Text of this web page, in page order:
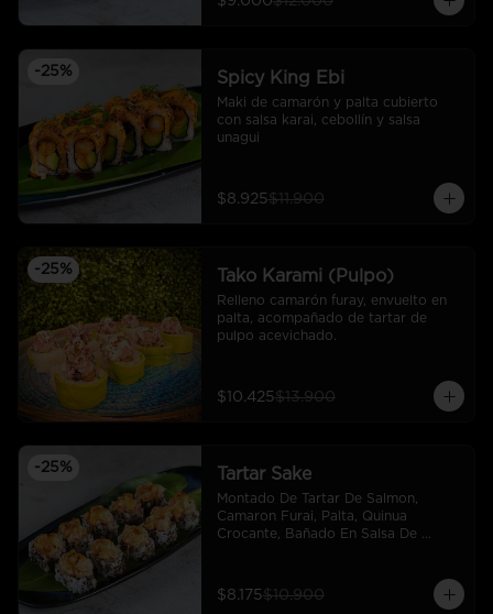
-25% Spicy King Ebi
Maki de camarón y palta cubierto
con salsa karai, cebollín y salsa
unagui
$8.925$11.900
-25% Tako Karami (Pulpo)
Relleno camarón furay, envuelto en
palta, acompañado de tartar de
pulpo acevichado.
$10.425$13.900
-25% Tartar Sake
Montado De Tartar De Salmon,
Camaron Furai, Palta, Quinua
Crocante, Bañado En Salsa De
$8.175$10.900